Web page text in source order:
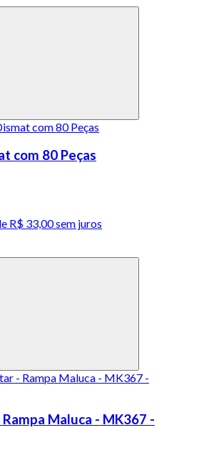
com 80 Peças
R$ 33,00 sem juros
Maluca - MK367 -